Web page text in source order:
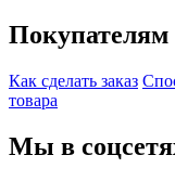
Покупателям
Как сделать заказ
товара
Мы в